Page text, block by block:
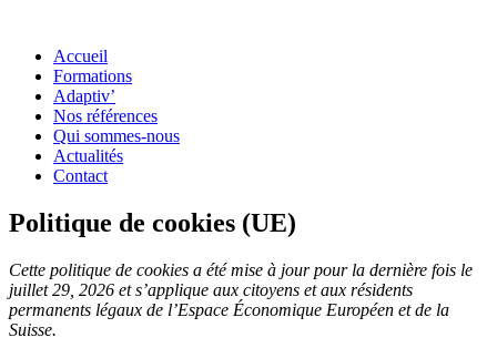
Accueil
Formations
Adaptiv’
Nos références
Qui sommes-nous
Actualités
Contact
Politique de cookies (UE)
Cette politique de cookies a été mise à jour pour la dernière fois le
juillet 29, 2026 et s’applique aux citoyens et aux résidents
permanents légaux de l’Espace Économique Européen et de la
Suisse.